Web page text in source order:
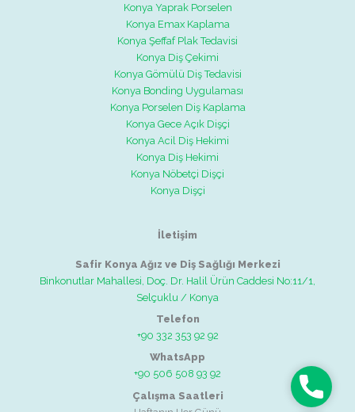
Konya Yaprak Porselen
Konya Emax Kaplama
Konya Şeffaf Plak Tedavisi
Konya Diş Çekimi
Konya Gömülü Diş Tedavisi
Konya Bonding Uygulaması
Konya Porselen Diş Kaplama
Konya Gece Açık Dişçi
Konya Acil Diş Hekimi
Konya Diş Hekimi
Konya Nöbetçi Dişçi
Konya Dişçi
İletişim
Safir Konya Ağız ve Diş Sağlığı Merkezi
Binkonutlar Mahallesi, Doç. Dr. Halil Ürün Caddesi No:11/1,
Selçuklu / Konya
Telefon
+90 332 353 92 92
WhatsApp
+90 506 508 93 92
Çalışma Saatleri
Telefon